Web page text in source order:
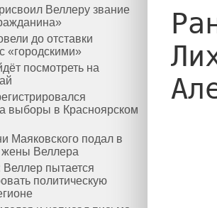
Веллеру звание
до отставки
«городскими»
посмотреть на
выборы в Красноярском
Маяковского подал в
Веллера
Веллер пытается
политическую